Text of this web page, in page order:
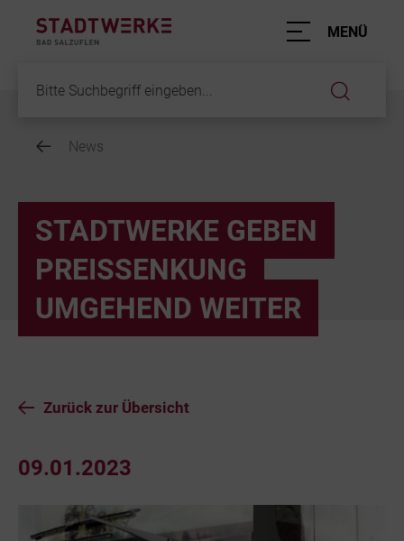
Hauptnavigation
MENÜ
News
STADTWERKE GEBEN
PREISSENKUNG
UMGEHEND WEITER
Zurück zur Übersicht
09.01.2023